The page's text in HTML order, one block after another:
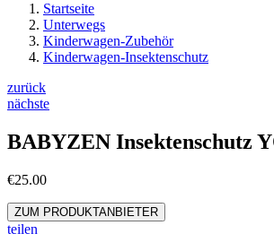
Startseite
Unterwegs
Kinderwagen-Zubehör
Kinderwagen-Insektenschutz
zurück
nächste
BABYZEN Insektenschutz
€25.00
ZUM PRODUKTANBIETER
teilen